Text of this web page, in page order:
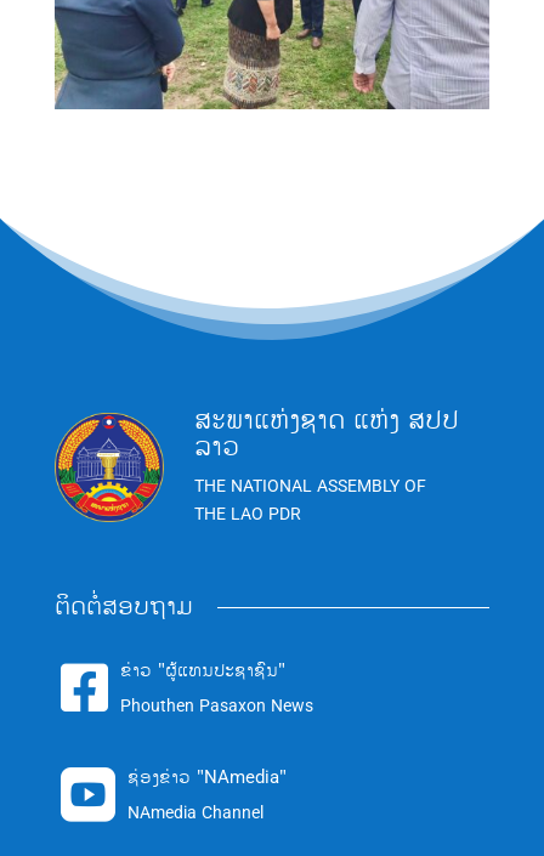
ສະພາແຫ່ງຊາດ ແຫ່ງ ສປປ
ລາວ
THE NATIONAL ASSEMBLY OF
THE LAO PDR
ຕິດຕໍ່ສອບຖາມ
 ຂ່າວ "ຜູ້ແທນປະຊາຊົນ"
Phouthen Pasaxon News
 ຊ່ອງຂ່າວ "NAmedia"
NAmedia Channel